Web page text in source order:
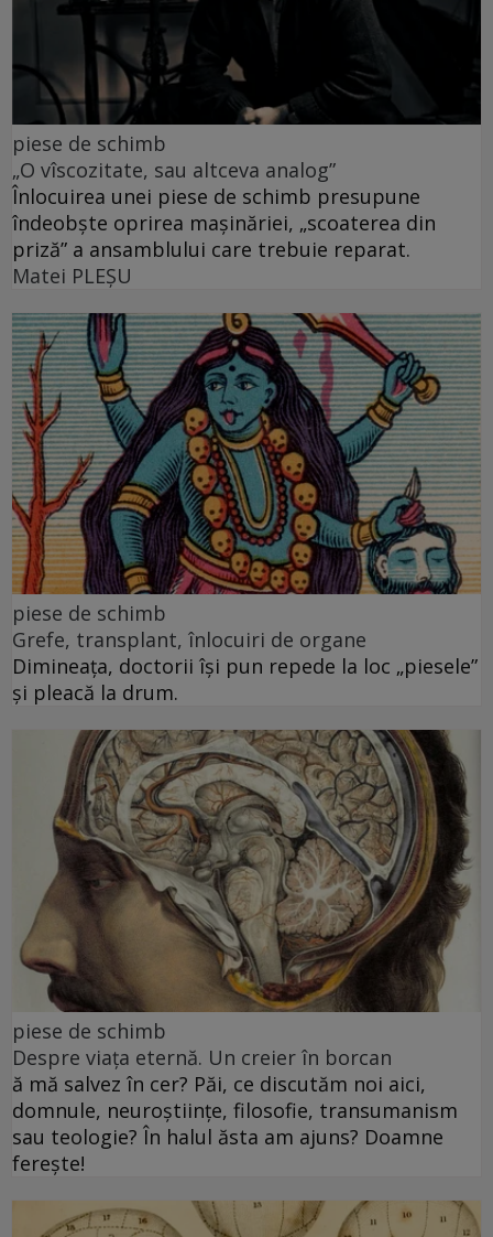
piese de schimb
„O vîscozitate, sau altceva analog”
Înlocuirea unei piese de schimb presupune
îndeobște oprirea mașinăriei, „scoaterea din
priză” a ansamblului care trebuie reparat.
Matei PLEŞU
piese de schimb
Grefe, transplant, înlocuiri de organe
Dimineața, doctorii își pun repede la loc „piesele”
și pleacă la drum.
piese de schimb
Despre viața eternă. Un creier în borcan
ă mă salvez în cer? Păi, ce discutăm noi aici,
domnule, neuroștiințe, filosofie, transumanism
sau teologie? În halul ăsta am ajuns? Doamne
ferește!